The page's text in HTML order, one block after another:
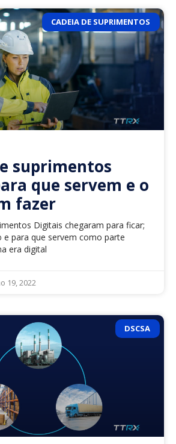
CADEIA DE SUPRIMENTOS
suprimentos
que servem e o
fazer
Digitais chegaram para ficar;
e para que servem como parte
era digital
19, 2022
DSCSA